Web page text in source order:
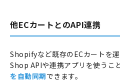
他ECカートとのAPI連携
Shopifyなど既存のECカートを
Shop APIや連携アプリを使うこと
を自動同期できます。